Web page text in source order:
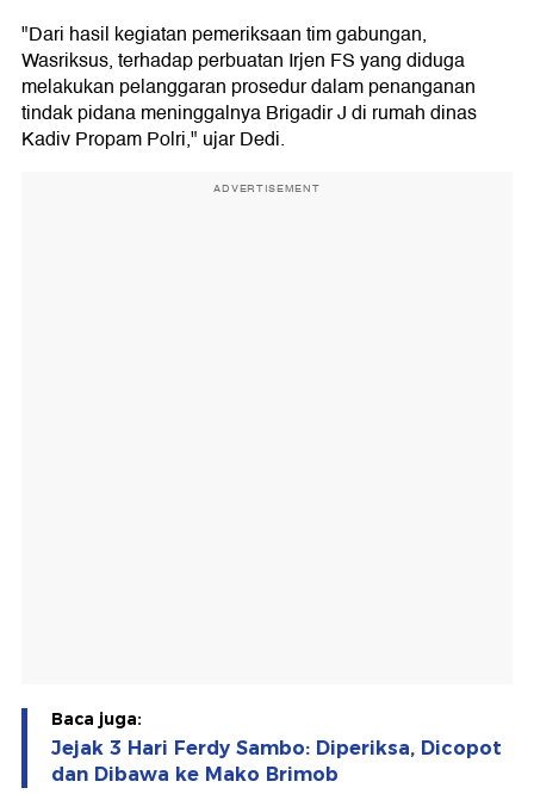
"Dari hasil kegiatan pemeriksaan tim gabungan,
Wasriksus, terhadap perbuatan Irjen FS yang diduga
melakukan pelanggaran prosedur dalam penanganan
tindak pidana meninggalnya Brigadir J di rumah dinas
Kadiv Propam Polri," ujar Dedi.
ADVERTISEMENT
Baca juga:
Jejak 3 Hari Ferdy Sambo: Diperiksa, Dicopot
dan Dibawa ke Mako Brimob